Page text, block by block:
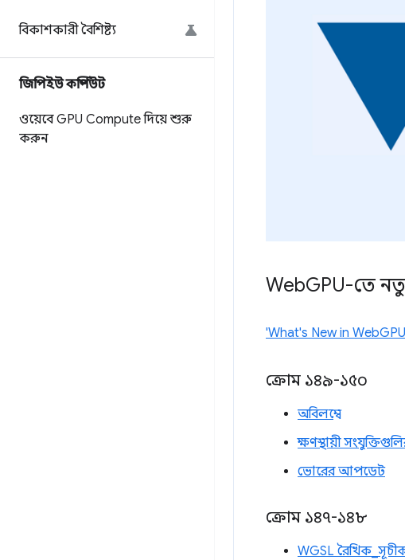
বিকাশকারী বৈশিষ্ট্য
জিপিইউ কম্পিউট
ওয়েবে GPU Compute দিয়ে শুরু
করুন
WebGPU-তে
'What's New in
ক্রোম ১৪৯-১৫০
অবিলম্বে
ক্ষণস্থায়ী
ভোরের আপডেট
ক্রোম ১৪৭-১৪৮
WGSL